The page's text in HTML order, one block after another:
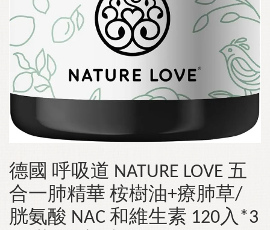
德國 呼吸道 NATURE LOVE 五
合一肺精華 桉樹油+療肺草/
胱氨酸 NAC 和維生素 120入*3